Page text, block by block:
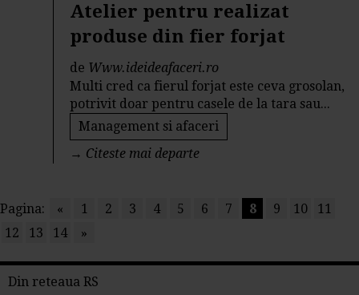
Atelier pentru realizat
produse din fier forjat
de Www.ideideafaceri.ro
Multi cred ca fierul forjat este ceva grosolan,
potrivit doar pentru casele de la tara sau...
Management si afaceri
→ Citeste mai departe
Pagina: « 1 2 3 4 5 6 7 8 9 10
11
12
13 14 »
Din reteaua RS